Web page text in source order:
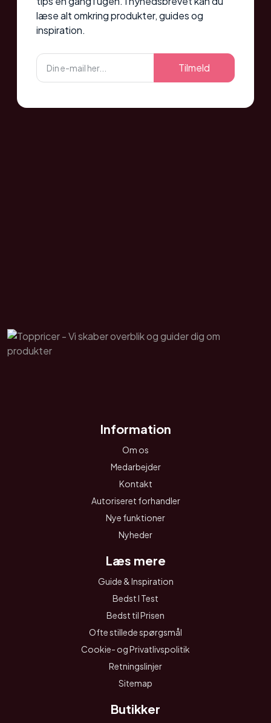
læse alt omkring produkter, guides og
inspiration.
Tilmeld
Information
Om os
Medarbejder
Kontakt
Autoriseret forhandler
Nye funktioner
Nyheder
Læs mere
Guide & Inspiration
Bedst I Test
Bedst til Prisen
Ofte stillede spørgsmål
Cookie- og Privatlivspolitik
Retningslinjer
Sitemap
Butikker